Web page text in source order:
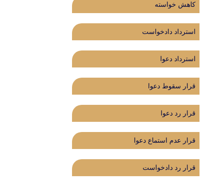
کاهش خواسته
استرداد دادخواست
استرداد دعوا
قرار سقوط دعوا
قرار رد دعوا
قرار عدم استماع دعوا
قرار رد دادخواست